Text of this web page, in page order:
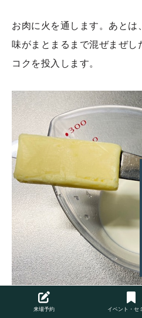
お肉に火を通します。あとは
味がまとまるまで混ぜまぜし
コクを投入します。
来場予約 イベント・セ